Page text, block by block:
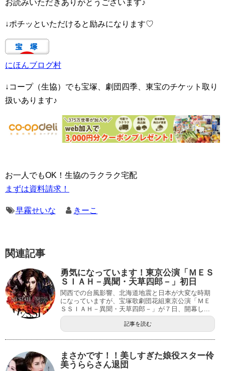
お読みいただきありがとうございます♪
↓ポチッといただけると励みになります♡
にほんブログ村
↓コープ（生協）でも宝塚、劇団四季、東宝のチケット取り
扱いあります♪
お一人でもOK！生協のラクラク宅配
まずは資料請求！
早霧せいな きーこ
関連記事
勇気になっています！東京公演「ＭＥＳ
ＳＩＡＨ－異聞・天草四郎－」初日
関西での台風影響、北海道地震と日本が大変な時期
になっていますが、宝塚歌劇団花組東京公演「ＭＥ
ＳＳＩＡＨ－異聞・天草四郎－」が７日、開幕し...
記事を読む
まさかです！！美しすぎた娘役スター伶
美うららさん退団